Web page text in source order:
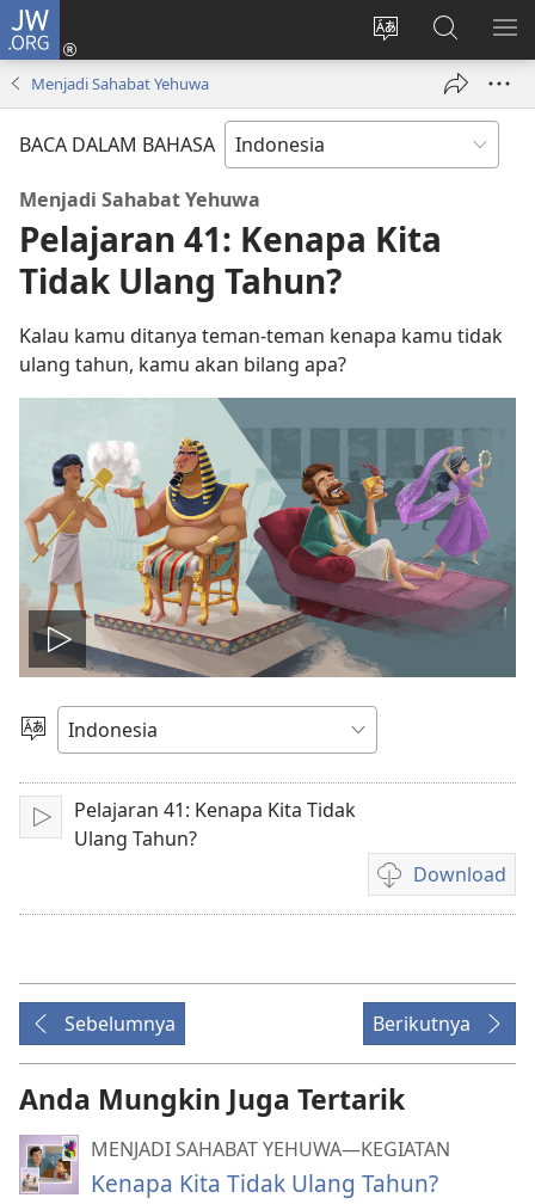
JW.ORG
Ganti
bahasa
Log
window
Cari
di
JW.ORG
Menjadi Sahabat Yehuwa
BACA DALAM BAHASA
Menjadi Sahabat Yehuwa
Pelajaran 41: Kenapa Kita
Tidak Ulang Tahun?
Kalau kamu ditanya teman-teman kenapa kamu tidak
ulang tahun, kamu akan bilang apa?
Putar
video
Pilih
Bahasa
Mainkan
Pelajaran 41: Kenapa Kita Tidak
Ulang Tahun?
Download
Pilihan
download
Sebelumnya Berikutnya
Anda Mungkin Juga Tertarik
MENJADI SAHABAT YEHUWA—KEGIATAN
Kenapa Kita Tidak Ulang Tahun?